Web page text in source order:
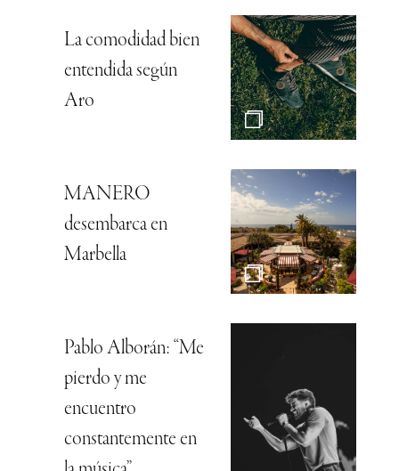
La comodidad bien
entendida según
Aro
MANERO
desembarca en
Marbella
Pablo Alborán: “Me
pierdo y me
encuentro
constantemente en